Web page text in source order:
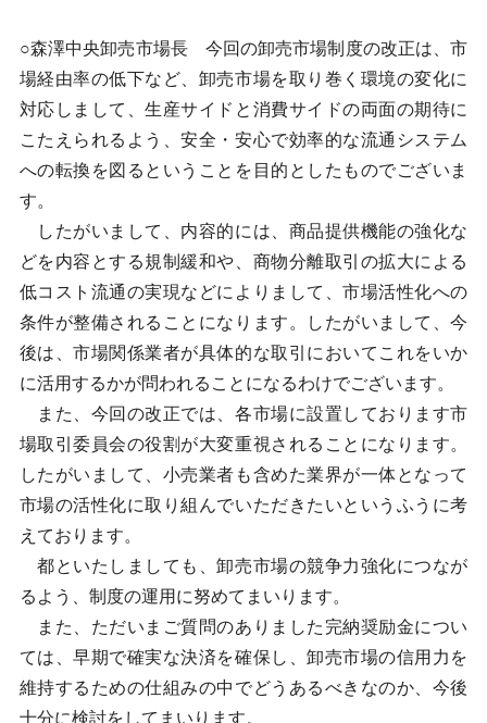
○森澤中央卸売市場長 今回の卸売市場制度の改正は、市
場経由率の低下など、卸売市場を取り巻く環境の変化に
対応しまして、生産サイドと消費サイドの両面の期待に
こたえられるよう、安全・安心で効率的な流通システム
への転換を図るということを目的としたものでございま
す。
したがいまして、内容的には、商品提供機能の強化な
どを内容とする規制緩和や、商物分離取引の拡大による
低コスト流通の実現などによりまして、市場活性化への
条件が整備されることになります。したがいまして、今
後は、市場関係業者が具体的な取引においてこれをいか
に活用するかが問われることになるわけでございます。
また、今回の改正では、各市場に設置しております市
場取引委員会の役割が大変重視されることになります。
したがいまして、小売業者も含めた業界が一体となって
市場の活性化に取り組んでいただきたいというふうに考
えております。
都といたしましても、卸売市場の競争力強化につなが
るよう、制度の運用に努めてまいります。
また、ただいまご質問のありました完納奨励金につい
ては、早期で確実な決済を確保し、卸売市場の信用力を
維持するための仕組みの中でどうあるべきなのか、今後
十分に検討をしてまいります。